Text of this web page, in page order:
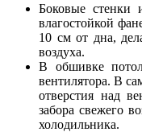
Боковые стенки
влагостойкой
10 см от дна,
воздуха.
В обшивке
вентилятора. В
отверстия над
забора свежего
холодильника.